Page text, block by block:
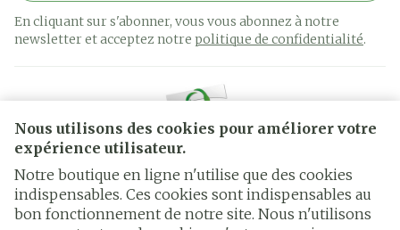
Nous utilisons des cookies pour améliorer votre
expérience utilisateur.
Notre boutique en ligne n'utilise que des cookies
indispensables. Ces cookies sont indispensables au
bon fonctionnement de notre site. Nous n'utilisons
En cliquant sur s'abonner, vous vous abonnez à notre
newsletter et acceptez notre politique de confidentialité.
Liens légaux